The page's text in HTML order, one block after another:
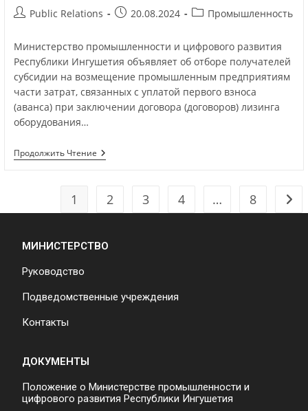
Public Relations 20.08.2024 Промышленность
Министерство промышленности и цифрового развития
Республики Ингушетия объявляет об отборе получателей
субсидии на возмещение промышленным предприятиям
части затрат, связанных с уплатой первого взноса
(аванса) при заключении договора (договоров) лизинга
оборудования…
Продолжить Чтение
1 2 3 4 … 8
МИНИСТЕРСТВО
Руководство
Подведомственные учреждения
Контакты
ДОКУМЕНТЫ
Положение о Министерстве промышленности и
цифрового развития Республики Ингушетия